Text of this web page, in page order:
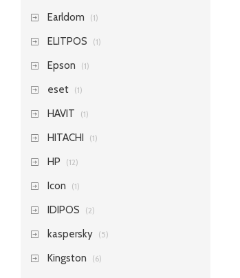
Earldom (1)
ELITPOS (1)
Epson (1)
eset (1)
HAVIT (1)
HITACHI (1)
HP (12)
Icon (1)
IDIPOS (2)
kaspersky (5)
Kingston (6)